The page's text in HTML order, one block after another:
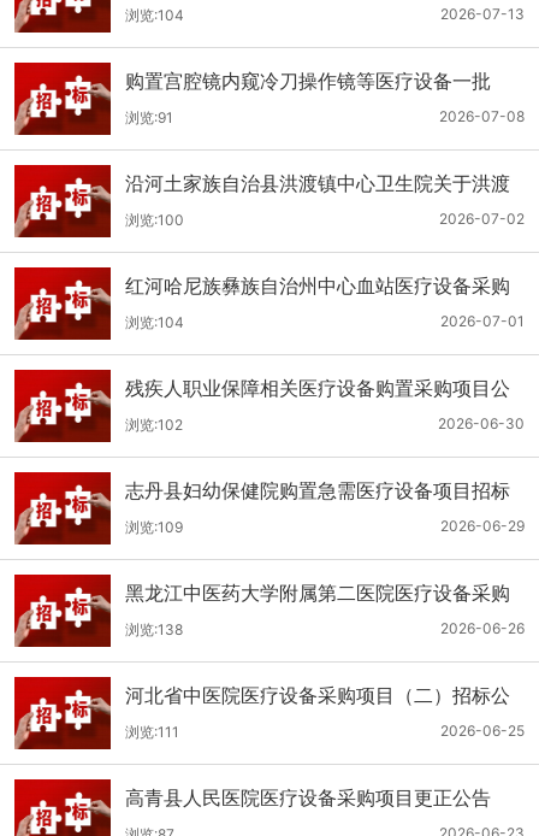
目四公开招标公告
2026-07-13
浏览:104
购置宫腔镜内窥冷刀操作镜等医疗设备一批
（双盲+远程异地+分散）
2026-07-08
浏览:91
沿河土家族自治县洪渡镇中心卫生院关于洪渡
镇中心卫生院县域医疗次中心医疗设备采购项
目的公开招标公告
2026-07-02
浏览:100
红河哈尼族彝族自治州中心血站医疗设备采购
（二次）公开招标公告
2026-07-01
浏览:104
残疾人职业保障相关医疗设备购置采购项目公
开招标招标公告
2026-06-30
浏览:102
志丹县妇幼保健院购置急需医疗设备项目招标
公告
2026-06-29
浏览:109
黑龙江中医药大学附属第二医院医疗设备采购
(二次)招标公告
2026-06-26
浏览:138
河北省中医院医疗设备采购项目（二）招标公
告
2026-06-25
浏览:111
高青县人民医院医疗设备采购项目更正公告